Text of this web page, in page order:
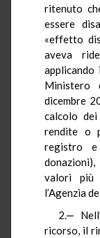
ritenuto
essere
«effetto
aveva
Ministero
dicembre
calcolo
rendite o
registro
valori più
l’Agenzia
2.‒
ricorso, il